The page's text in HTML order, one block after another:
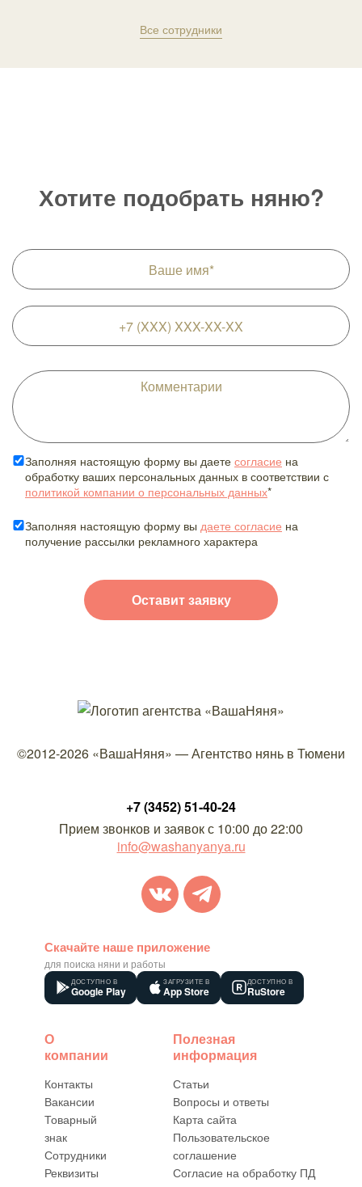
Все сотрудники
Хотите подобрать няню?
Заполняя настоящую форму вы даете согласие на
обработку ваших персональных данных в соответствии с
политикой компании о персональных данных*
Заполняя настоящую форму вы даете согласие на
получение рассылки рекламного характера
©2012-2026 «ВашаНяня» —Агентство нянь в Тюмени
+7 (3452) 51-40-24
Прием звонков и заявок с 10:00 до 22:00
info@washanyanya.ru
Скачайте наше приложение
для поиска няни и работы
ДОСТУПНО В
Google Play
ЗАГРУЗИТЕ В
App Store
ДОСТУПНО В
RuStore
О
компании
Контакты
Вакансии
Товарный
знак
Сотрудники
Реквизиты
Полезная
информация
Статьи
Вопросы и ответы
Карта сайта
Пользовательское
соглашение
Согласие на обработку ПД